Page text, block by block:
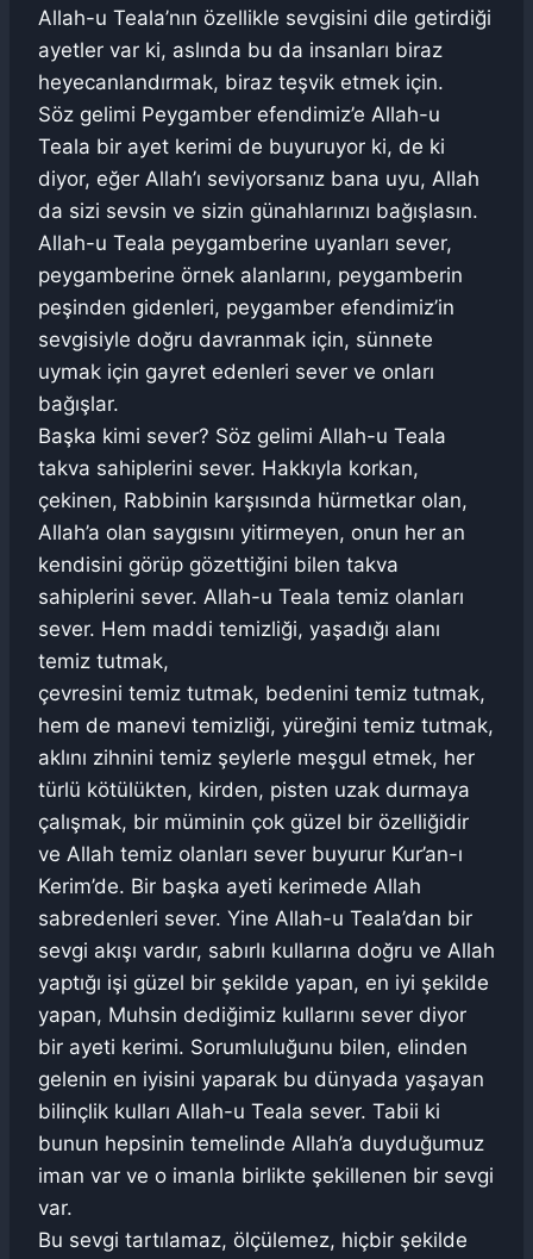
Allah-u Teala’nın özellikle sevgisini dile getirdiği
ayetler var ki, aslında bu da insanları biraz
heyecanlandırmak, biraz teşvik etmek için.
Söz gelimi Peygamber efendimiz’e Allah-u
Teala bir ayet kerimi de buyuruyor ki, de ki
diyor, eğer Allah’ı seviyorsanız bana uyu, Allah
da sizi sevsin ve sizin günahlarınızı bağışlasın.
Allah-u Teala peygamberine uyanları sever,
peygamberine örnek alanlarını, peygamberin
peşinden gidenleri, peygamber efendimiz’in
sevgisiyle doğru davranmak için, sünnete
uymak için gayret edenleri sever ve onları
bağışlar.
Başka kimi sever? Söz gelimi Allah-u Teala
takva sahiplerini sever. Hakkıyla korkan,
çekinen, Rabbinin karşısında hürmetkar olan,
Allah’a olan saygısını yitirmeyen, onun her an
kendisini görüp gözettiğini bilen takva
sahiplerini sever. Allah-u Teala temiz olanları
sever. Hem maddi temizliği, yaşadığı alanı
temiz tutmak,
çevresini temiz tutmak, bedenini temiz tutmak,
hem de manevi temizliği, yüreğini temiz tutmak,
aklını zihnini temiz şeylerle meşgul etmek, her
türlü kötülükten, kirden, pisten uzak durmaya
çalışmak, bir müminin çok güzel bir özelliğidir
ve Allah temiz olanları sever buyurur Kur’an-ı
Kerim’de. Bir başka ayeti kerimede Allah
sabredenleri sever. Yine Allah-u Teala’dan bir
sevgi akışı vardır, sabırlı kullarına doğru ve Allah
yaptığı işi güzel bir şekilde yapan, en iyi şekilde
yapan, Muhsin dediğimiz kullarını sever diyor
bir ayeti kerimi. Sorumluluğunu bilen, elinden
gelenin en iyisini yaparak bu dünyada yaşayan
bilinçlik kulları Allah-u Teala sever. Tabii ki
bunun hepsinin temelinde Allah’a duyduğumuz
iman var ve o imanla birlikte şekillenen bir sevgi
var.
Bu sevgi tartılamaz, ölçülemez, hiçbir şekilde